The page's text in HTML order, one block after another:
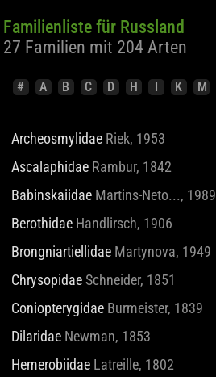
Familienliste für Russland
27 Familien mit 204 Arten
# A B C D H I K M
Archeosmylidae Riek, 1953
Ascalaphidae Rambur, 1842
Babinskaiidae Martins-Neto..., 1989
Berothidae Handlirsch, 1906
Brongniartiellidae Martynova, 1949
ChrysopidaeSchneider, 1851
Coniopterygidae Burmeister, 1839
Dilaridae Newman, 1853
Hemerobiidae Latreille, 1802